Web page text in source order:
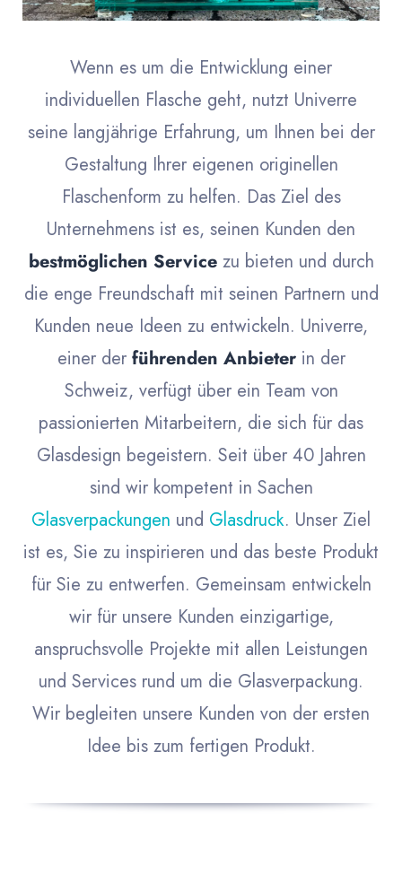
Wenn es um die Entwicklung einer
individuellen Flasche geht, nutzt Univerre
seine langjährige Erfahrung, um Ihnen bei der
Gestaltung Ihrer eigenen originellen
Flaschenform zu helfen. Das Ziel des
Unternehmens ist es, seinen Kunden den
bestmöglichen Servicezu bieten und durch
die enge Freundschaft mit seinen Partnern und
Kunden neue Ideen zu entwickeln. Univerre,
einer der führenden Anbieterin der
Schweiz, verfügt über ein Team von
passionierten Mitarbeitern, die sich für das
Glasdesign begeistern. Seit über 40 Jahren
sind wir kompetent in Sachen
Glasverpackungen und Glasdruck. Unser Ziel
ist es, Sie zu inspirieren und das beste Produkt
für Sie zu entwerfen. Gemeinsam entwickeln
wir für unsere Kunden einzigartige,
anspruchsvolle Projekte mit allen Leistungen
und Services rund um die Glasverpackung.
Wir begleiten unsere Kunden von der ersten
Idee bis zum fertigen Produkt.